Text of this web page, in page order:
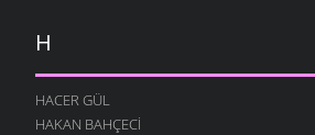
GIDIYORUZ
ÖZÜRLÜ YAŞAMAK
12 AĞUSTOS 2004
H
HACER GÜL
HAKAN BAHÇECI